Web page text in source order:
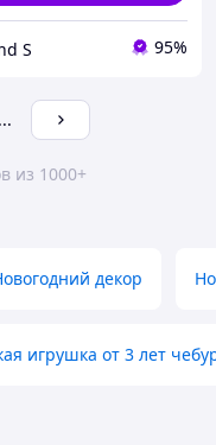
S 95%
...
из 1000+
декор
игрушка от 3 лет